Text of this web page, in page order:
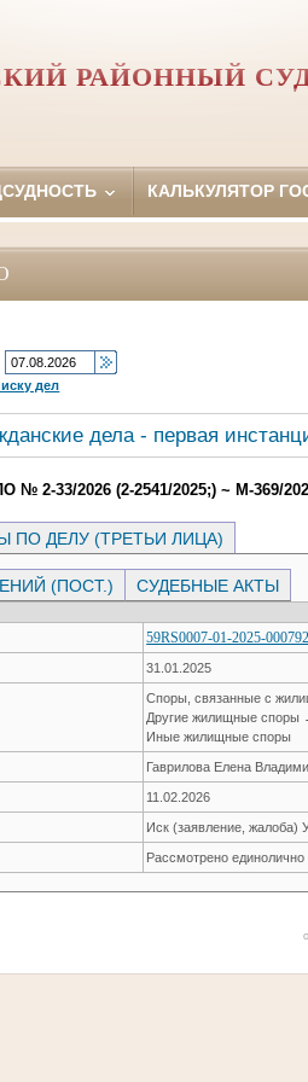
РАЙОННЫЙ
КАЛЬКУЛЯТОР
дел
дела - первая
№ 2-33/2026 (2-2541/2025;) ~ М-369/
ПО ДЕЛУ (ТРЕТЬИ ЛИЦА)
(ПОСТ.) СУДЕБНЫЕ АКТЫ
59RS0007-01-2025-
31.01.2025
Споры, связанные с
Другие жилищные споры
Иные жилищные споры
Гаврилова Елена
11.02.2026
Иск (заявление,
Рассмотрено единолично